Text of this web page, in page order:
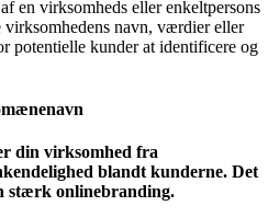
en virksomheds eller enkeltpersons
navn, værdier eller
potentielle kunder at identificere og
din virksomhed fra
blandt kunderne. Det
stærk onlinebranding.